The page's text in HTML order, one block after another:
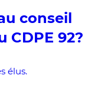
conseil
92?
élus.